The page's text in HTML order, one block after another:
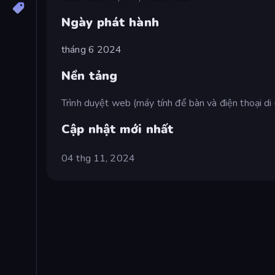
Ngày phát hành
tháng 6 2024
Nền tảng
Trình duyệt web (máy tính để bàn và điện thoại di
Cập nhật mới nhất
04 thg 11, 2024